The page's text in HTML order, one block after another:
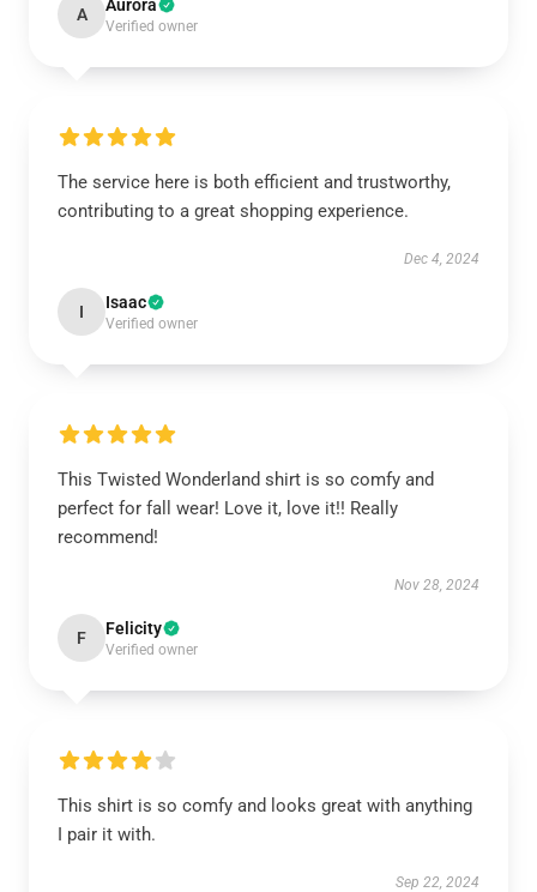
A Aurora
Verified owner
The service here is both efficient and trustworthy,
contributing to a great shopping experience.
Dec 4, 2024
I Isaac
Verified owner
This Twisted Wonderland shirt is so comfy and
perfect for fall wear! Love it, love it!! Really
recommend!
Nov 28, 2024
F Felicity
Verified owner
This shirt is so comfy and looks great with anything
I pair it with.
Sep 22, 2024